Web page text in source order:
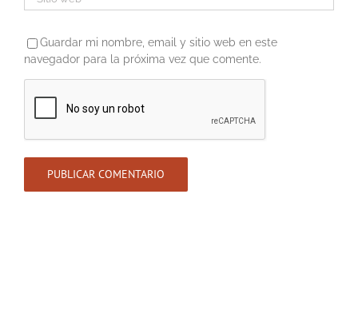
Guardar mi nombre, email y sitio web en este
navegador para la próxima vez que comente.